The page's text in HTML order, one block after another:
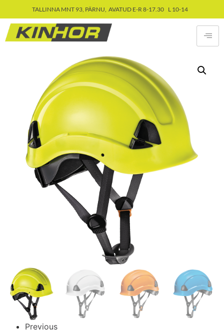
TALLINNA MNT 93, PÄRNU, AVATUD E-R 8-17.30 L 10-14
Previous